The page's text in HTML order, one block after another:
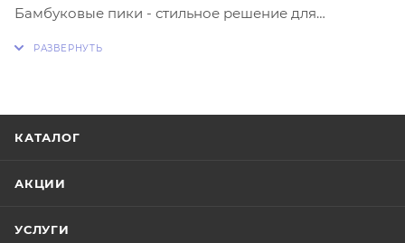
Бамбуковые пики - стильное решение для
КАТАЛОГ
АКЦИИ
УСЛУГИ